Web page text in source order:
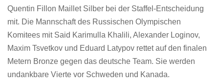
Quentin Fillon Maillet Silber bei der Staffel-Entscheidung
mit. Die Mannschaft des Russischen Olympischen
Komitees mit Said Karimulla Khalili, Alexander Loginov,
Maxim Tsvetkov und Eduard Latypov rettet auf den finalen
Metern Bronze gegen das deutsche Team. Sie werden
undankbare Vierte vor Schweden und Kanada.